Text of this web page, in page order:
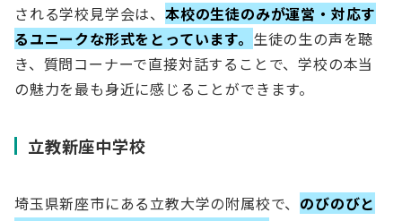
される学校見学会は、 本校の生徒のみが運営・対応す
るユニークな形式をとっています。 生徒の生の声を聴
き、質問コーナーで直接対話することで、学校の本当
の魅力を最も身近に感じることができます。
立教新座中学校
埼玉県新座市にある立教大学の附属校で、 のびのびと